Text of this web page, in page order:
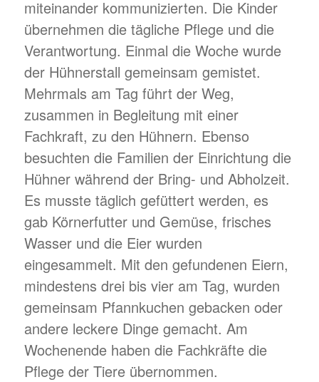
miteinander kommunizierten. Die Kinder
übernehmen die tägliche Pflege und die
Verantwortung. Einmal die Woche wurde
der Hühnerstall gemeinsam gemistet.
Mehrmals am Tag führt der Weg,
zusammen in Begleitung mit einer
Fachkraft, zu den Hühnern. Ebenso
besuchten die Familien der Einrichtung die
Hühner während der Bring- und Abholzeit.
Es musste täglich gefüttert werden, es
gab Körnerfutter und Gemüse, frisches
Wasser und die Eier wurden
eingesammelt. Mit den gefundenen Eiern,
mindestens drei bis vier am Tag, wurden
gemeinsam Pfannkuchen gebacken oder
andere leckere Dinge gemacht. Am
Wochenende haben die Fachkräfte die
Pflege der Tiere übernommen.